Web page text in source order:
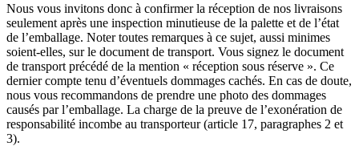
Nous vous invitons donc à confirmer la réception de nos livraisons
seulement après une inspection minutieuse de la palette et de l’état
de l’emballage. Noter toutes remarques à ce sujet, aussi minimes
soient-elles, sur le document de transport. Vous signez le document
de transport précédé de la mention « réception sous réserve ». Ce
dernier compte tenu d’éventuels dommages cachés. En cas de doute,
nous vous recommandons de prendre une photo des dommages
causés par l’emballage. La charge de la preuve de l’exonération de
responsabilité incombe au transporteur (article 17, paragraphes 2 et
3).